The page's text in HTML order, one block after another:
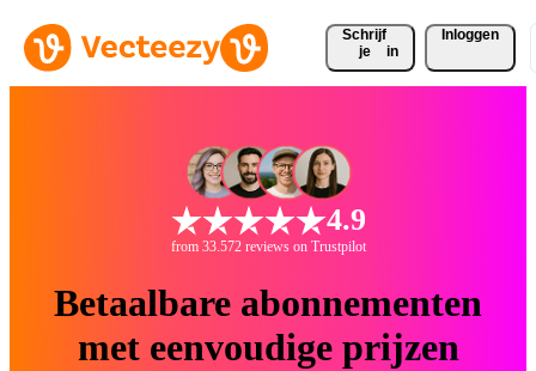
Schrijf
je
in
Inloggen
4.9
from 33.572 reviews on Trustpilot
Betaalbare abonnementen
met eenvoudige prijzen